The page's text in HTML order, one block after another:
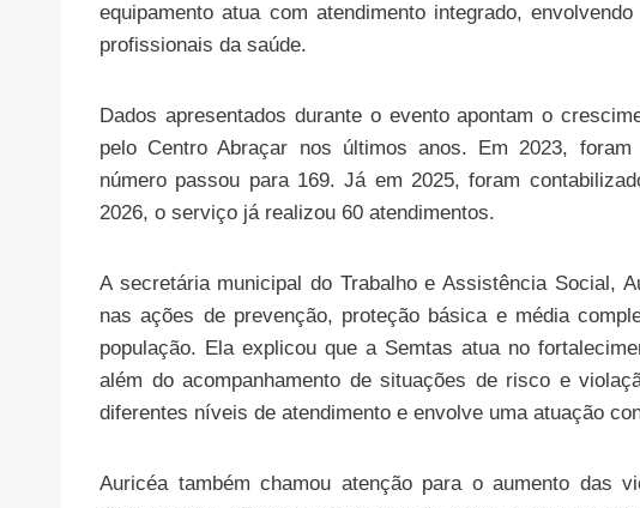
equipamento atua com atendimento integrado,
profissionais da saúde.
Dados apresentados durante o evento apontam o
pelo Centro Abraçar nos últimos anos. Em 2023,
número passou para 169. Já em 2025, foram
2026, o serviço já realizou 60 atendimentos.
A secretária municipal do Trabalho e Assistência Social,
nas ações de prevenção, proteção básica e média
população. Ela explicou que a Semtas atua no
além do acompanhamento de situações de risco e
diferentes níveis de atendimento e envolve uma atuação
Auricéa também chamou atenção para o aumento das